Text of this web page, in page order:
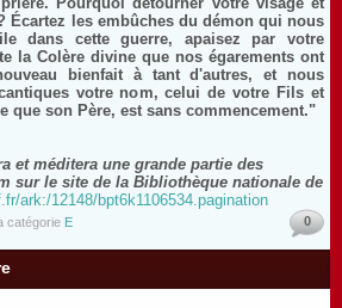
Écartez les embûches du démon qui nous
dans cette guerre, apaisez par votre
la Colère divine que nos égarements ont
bienfait à tant d'autres, et nous
votre nom, celui de votre Fils et
que son Père, est sans commencement."
et méditera une grande partie des
sur le site de la Bibliothèque nationale de
ark:/12148/bpt6k1106534.pagination
catégorie E 0